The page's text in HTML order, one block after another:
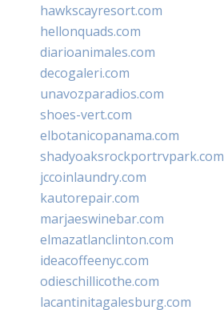
hawkscayresort.com
hellonquads.com
diarioanimales.com
decogaleri.com
unavozparadios.com
shoes-vert.com
elbotanicopanama.com
shadyoaksrockportrvpark.com
jccoinlaundry.com
kautorepair.com
marjaeswinebar.com
elmazatlanclinton.com
ideacoffeenyc.com
odieschillicothe.com
lacantinitagalesburg.com